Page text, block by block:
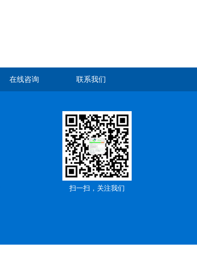
在线咨询 联系我们
扫一扫，关注我们